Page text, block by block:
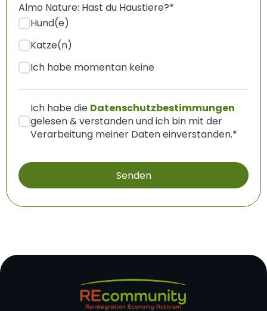
Almo Nature: Hast du Haustiere?*
Hund(e)
Katze(n)
Ich habe momentan keine
Ich habe die Datenschutzbestimmungen
gelesen & verstanden und ich bin mit der
Verarbeitung meiner Daten einverstanden.*